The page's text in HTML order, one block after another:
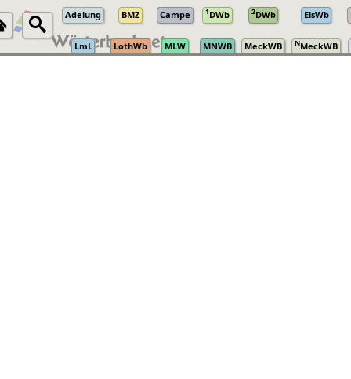
Adelung BMZ Campe 1DWb 2DWb ElsWb
LmL LothWb MLW MNWB MeckWB NMeckWB